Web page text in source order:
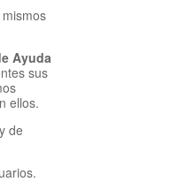
Ayuda
sus
ellos.
de